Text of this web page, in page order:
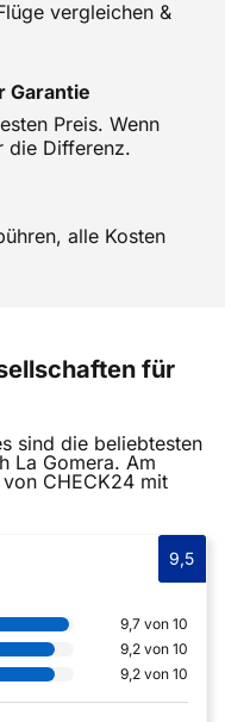
vergleichen &
Garantie
Preis. Wenn
die Differenz.
alle Kosten
für
sind die beliebtesten
La Gomera. Am
CHECK24 mit
9,5
9,7 von 10
9,2 von 10
9,2 von 10